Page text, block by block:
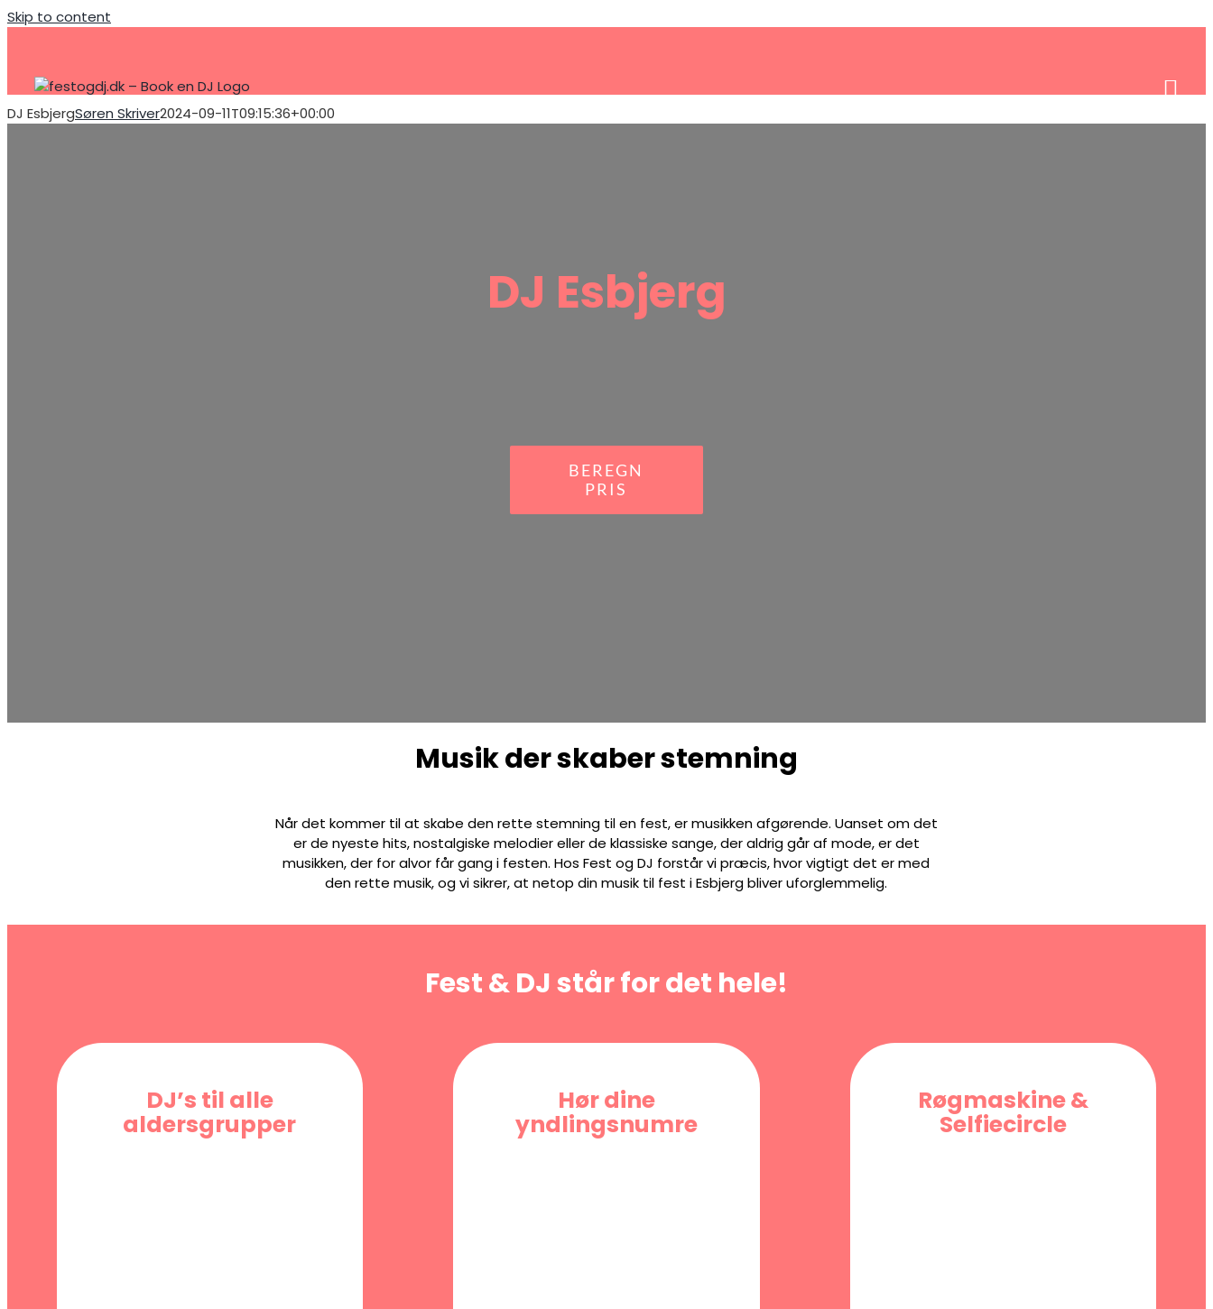
Skip to content
DJ EsbjergSøren Skriver2024-09-11T09:15:36+00:00
DJ Esbjerg
BEREGN
PRIS
Musik der skaber stemning
Når det kommer til at skabe den rette stemning til en fest, er musikken afgørende. Uanset om det
er de nyeste hits, nostalgiske melodier eller de klassiske sange, der aldrig går af mode, er det
musikken, der for alvor får gang i festen. Hos Fest og DJ forstår vi præcis, hvor vigtigt det er med
den rette musik, og vi sikrer, at netop din musik til fest i Esbjerg bliver uforglemmelig.
Fest & DJ står for det hele!
DJ’s til alle
aldersgrupper
Hør dine
yndlingsnumre
Røgmaskine &
Selfiecircle